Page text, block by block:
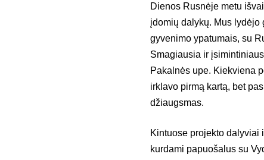
Dienos Rusnėje metu
įdomių dalykų. Mus
gyvenimo ypatumais, su
Smagiausia ir
Pakalnės upe. Kiekviena
irklavo pirmą kartą, bet
džiaugsmas.
Kintuose projekto dalyviai
kurdami papuošalus su